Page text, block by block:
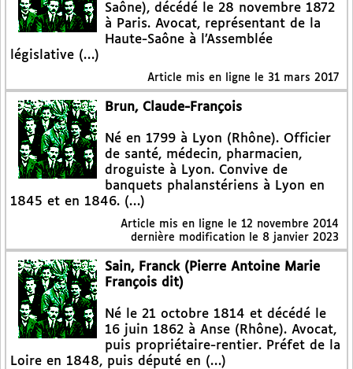
Saône), décédé le 28 novembre 1872
à Paris. Avocat, représentant de la
Haute-Saône à l’Assemblée
législative (…)
Article mis en ligne le 31 mars 2017
Brun, Claude-François
Né en 1799 à Lyon (Rhône). Officier
de santé, médecin, pharmacien,
droguiste à Lyon. Convive de
banquets phalanstériens à Lyon en
1845 et en 1846. (…)
Article mis en ligne le 12 novembre 2014
dernière modification le 8 janvier 2023
Sain, Franck (Pierre Antoine Marie
François dit)
Né le 21 octobre 1814 et décédé le
16 juin 1862 à Anse (Rhône). Avocat,
puis propriétaire-rentier. Préfet de la
Loire en 1848, puis député en (…)